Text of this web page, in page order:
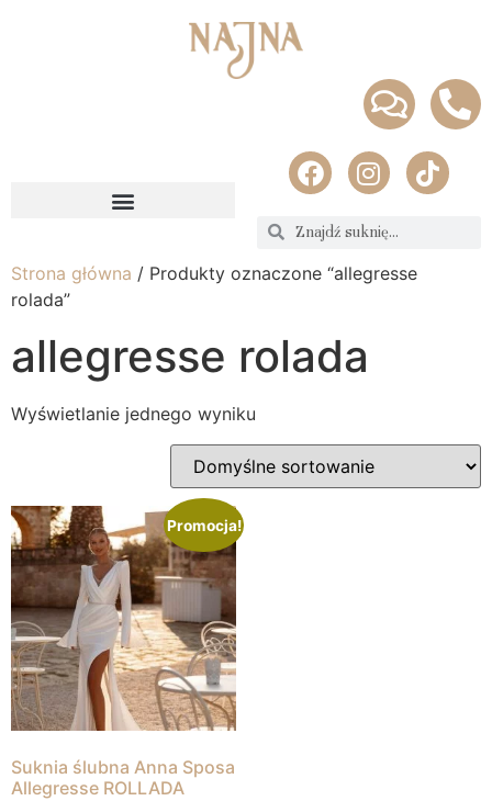
Strona główna / Produkty oznaczone “allegresse
rolada”
allegresse rolada
Wyświetlanie jednego wyniku
Promocja!
Suknia ślubna Anna Sposa
Allegresse ROLLADA